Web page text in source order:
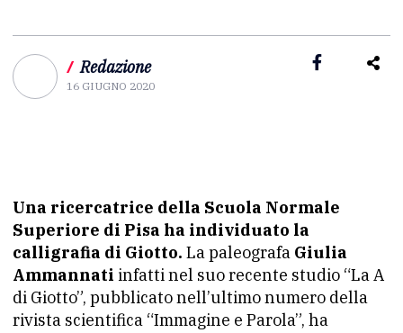
/ Redazione
16 GIUGNO 2020
Una ricercatrice della Scuola Normale
Superiore di Pisa ha individuato la
calligrafia di Giotto. La paleografa Giulia
Ammannati infatti nel suo recente studio “La A
di Giotto”, pubblicato nell’ultimo numero della
rivista scientifica “Immagine e Parola”, ha